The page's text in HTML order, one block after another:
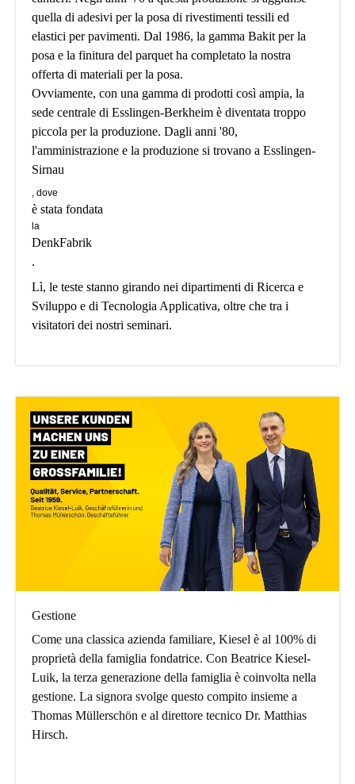
quella di adesivi per la posa di rivestimenti tessili ed
elastici per pavimenti. Dal 1986, la gamma Bakit per la
posa e la finitura del parquet ha completato la nostra
offerta di materiali per la posa.
Ovviamente, con una gamma di prodotti così ampia, la
sede centrale di Esslingen-Berkheim è diventata troppo
piccola per la produzione. Dagli anni '80,
l'amministrazione e la produzione si trovano a Esslingen-
Sirnau
, dove
è stata fondata
la
DenkFabrik
.
Lì, le teste stanno girando nei dipartimenti di Ricerca e
Sviluppo e di Tecnologia Applicativa, oltre che tra i
visitatori dei nostri seminari.
Gestione
Come una classica azienda familiare, Kiesel è al 100% di
proprietà della famiglia fondatrice. Con Beatrice Kiesel-
Luik, la terza generazione della famiglia è coinvolta nella
gestione. La signora svolge questo compito insieme a
Thomas Müllerschön e al direttore tecnico Dr. Matthias
Hirsch.